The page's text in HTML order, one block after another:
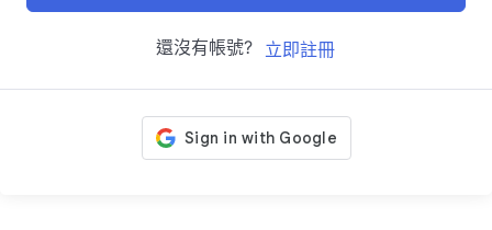
還沒有帳號? 立即註冊